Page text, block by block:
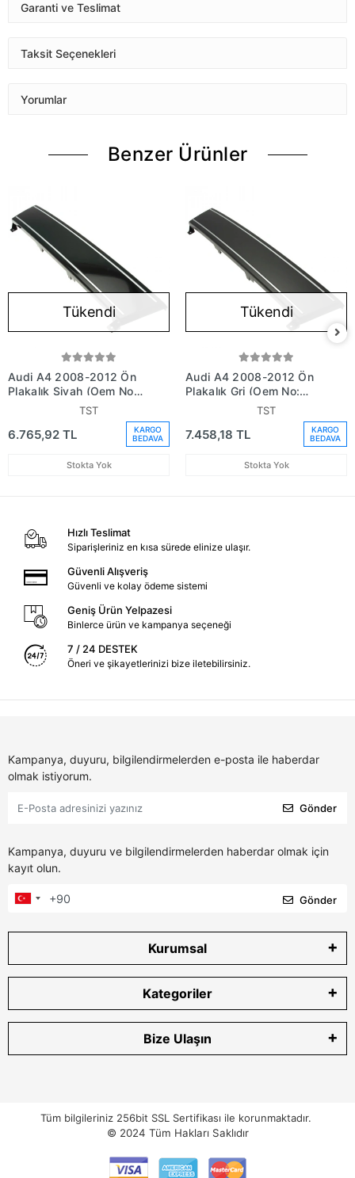
Garanti ve Teslimat
Taksit Seçenekleri
Yorumlar
Benzer Ürünler
Tükendi
Audi A4 2008-2012 Ön
Plakalık Siyah (Oem No:
8K0807287T94)
TST
6.765,92 TL
KARGO
BEDAVA
Stokta Yok
Tükendi
Audi A4 2008-2012 Ön
Plakalık Gri (Oem No:
8K08072871Qp)
TST
7.458,18 TL
KARGO
BEDAVA
Stokta Yok
Hızlı Teslimat
Siparişleriniz en kısa sürede elinize ulaşır.
Güvenli Alışveriş
Güvenli ve kolay ödeme sistemi
Geniş Ürün Yelpazesi
Binlerce ürün ve kampanya seçeneği
7 / 24 DESTEK
Öneri ve şikayetlerinizi bize iletebilirsiniz.
Kampanya, duyuru, bilgilendirmelerden e-posta ile haberdar
olmak istiyorum.
Gönder
Kampanya, duyuru ve bilgilendirmelerden haberdar olmak için
kayıt olun.
Gönder
Kurumsal
Kategoriler
Bize Ulaşın
Tüm bilgileriniz 256bit SSL Sertifikası ile korunmaktadır.
© 2024 Tüm Hakları Saklıdır